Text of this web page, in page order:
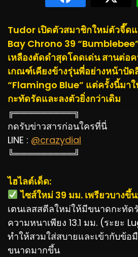
Tudor เปิดตัวสมาชิกใหม่ตัวจี๊ด
Bay Chrono 39
เหลืองตัดดำสุดโดดเด่น สานต่อ
เกณฑ์เคียงข้างรุ่นพี่อย่างหน้าปัด
“Flamingo Blue” แต่ครั้งนี้มา
กะทัดรัดและลงตัวยิ่งกว่าเดิม
╔═════════╗
กดรับข่าวสารก่อนใครที่นี่
LINE : @crazydial
╚═════════╝
ไฮไลต์เด็ด:
ไซส์ใหม่ 39 มม. เพรียวบางขึ้
เตนเลสสตีลใหม่ให้มีขนาดกะทั
ความหนาเพียง 13.1 มม. (ระยะ
ทำให้สวมใส่สบายและเข้ากับข้อ
ขนาดมากขึ้น